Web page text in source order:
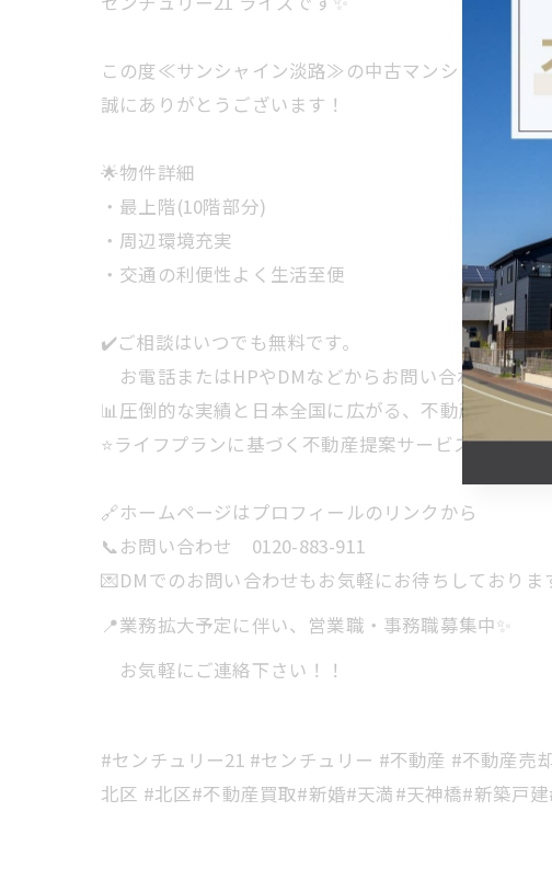
この度≪サンシャイン淡路≫の中古マンションが無
誠にありがとうございます！
🌟物件詳細
・最上階(10階部分)
・周辺環境充実
・交通の利便性よく生活至便
✔️ご相談はいつでも無料です。
お電話またはHPやDMなどからお問い合わせくだ
📊圧倒的な実績と日本全国に広がる、不動産ネット
⭐️ライフプランに基づく不動産提案サービス
🔗ホームページはプロフィールのリンクから
📞お問い合わせ 0120-883-911
💌DMでのお問い合わせもお気軽にお待ちしており
📍業務拡大予定に伴い、営業職・事務職募集中✨
お気軽にご連絡下さい！！
#センチュリー21 #センチュリー #不動産 #不動産
北区 #北区#不動産買取#新婚#天満#天神橋#新築戸